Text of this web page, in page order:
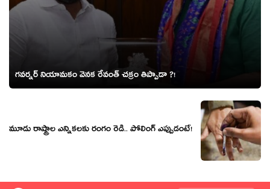
గవర్నర్ నియామకం వెనక రేవంత్ చక్రం తిప్పాడా ?!
మూడు రాష్ట్రాల ఎన్నిక‌ల‌కు రంగం రెడీ.. పోలింగ్ ఎప్పుడంటే!